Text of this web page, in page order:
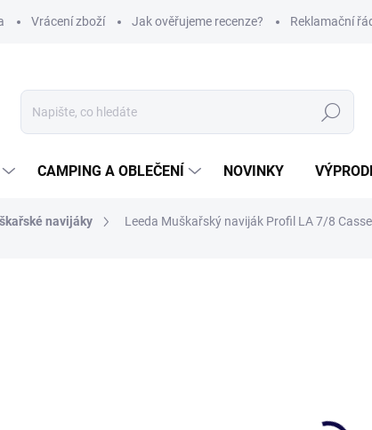
Vrácení zboží Jak ověřujeme recenze? Reklamační
Hledat
CAMPING A OBLEČENÍ NOVINKY
navijáky Leeda Muškařský naviják Profil LA 7/8